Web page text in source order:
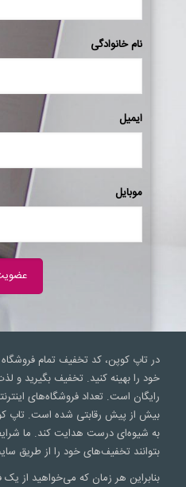
نام خانوادگی
ایمیل
موبایل
در تاپ کوپن، کد تخفیف تمام فروشگاه
خود را بهینه کنید. تخفیف بگیرید و
رایگان است. تعداد فروشگاه‌های
بیش از پیش رقابتی شده است. تاپ
به شیوه‌ای درست هدایت کند. ما
بتوانند تخفیف‌های خود را از طریق
بنابراین هر زمان که می‌خواهید از یک